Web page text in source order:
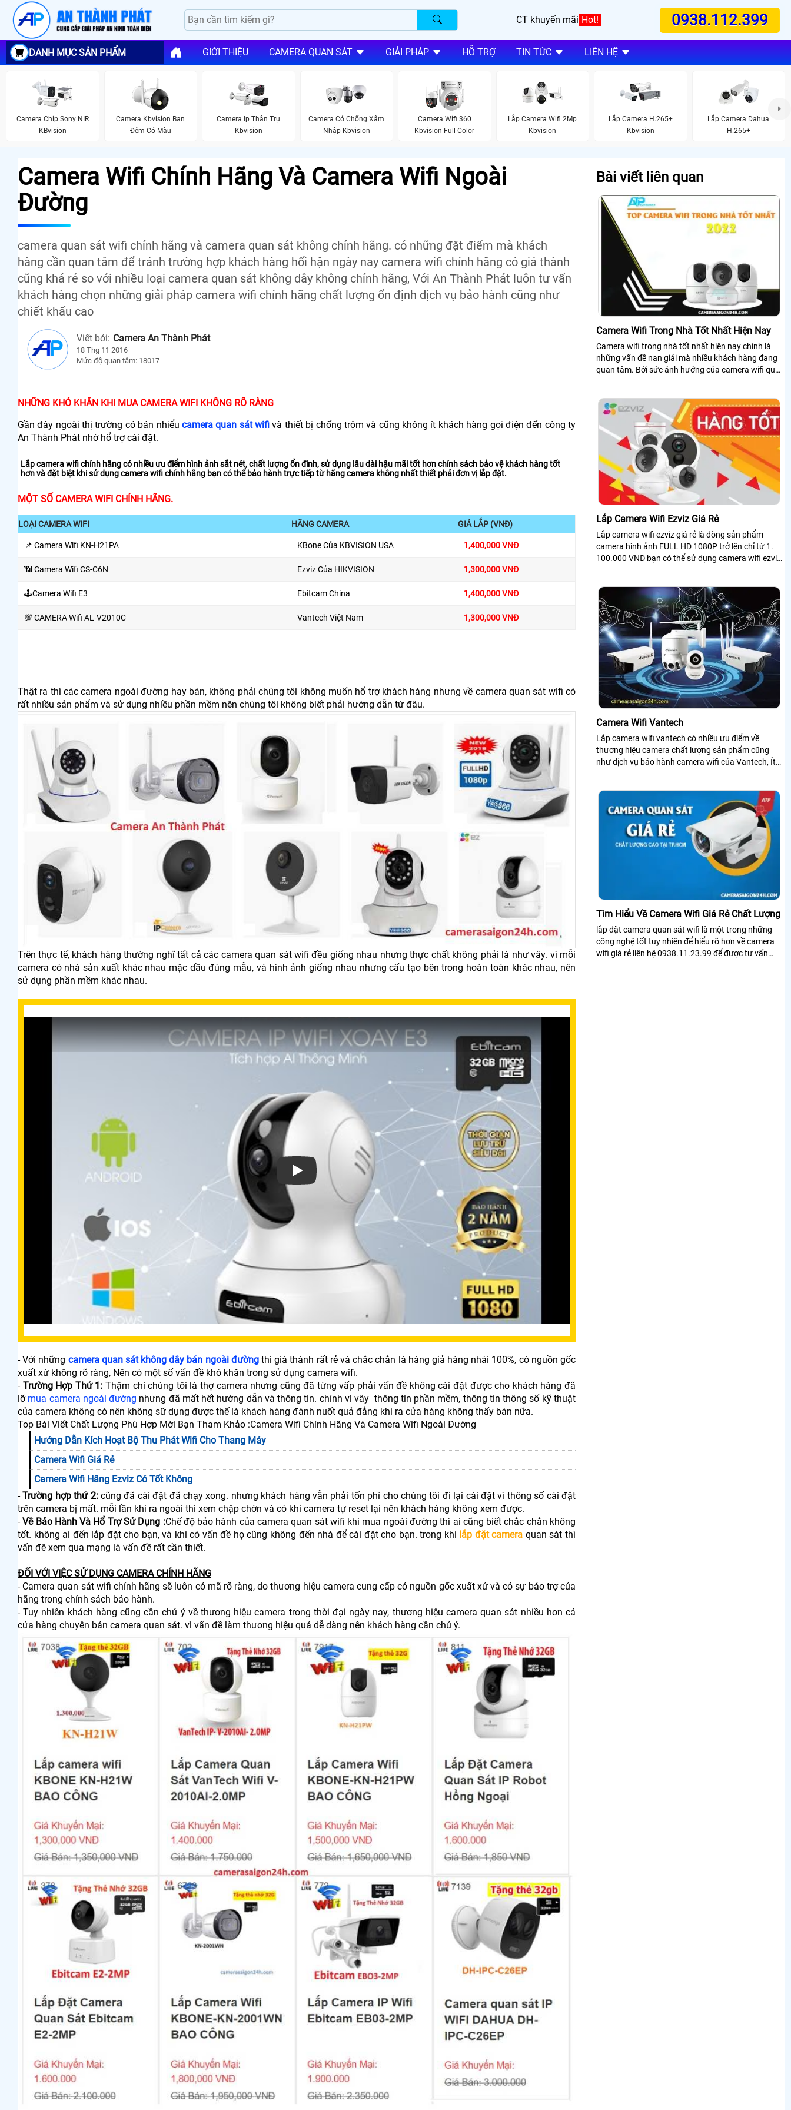
CT khuyến mãi Hot! 0938.112.399
DANH MỤC SẢN PHẨM GIỚI THIỆU CAMERA QUAN SÁT GIẢI PHÁP HỖ TRỢ TIN TỨC LIÊN HỆ
Camera Chip Sony NIR
KBvision
Camera Kbvision Ban
Đêm Có Màu
Camera Ip Thân Trụ
Kbvision
Camera Có Chống Xâm
Nhập Kbvision
Camera Wifi 360
Kbvision Full Color
Lắp Camera Wifi 2Mp
Kbvision
Lắp Camera H.265+
Kbvision
Lắp Camera Dahua
H.265+
Camera Wifi Chính Hãng Và Camera Wifi Ngoài
Đường
camera quan sát wifi chính hãng và camera quan sát không chính hãng. có những đặt điểm mà khách
hàng cần quan tâm để tránh trường hợp khách hàng hối hận ngày nay camera wifi chính hãng có giá thành
cũng khá rẻ so với nhiều loại camera quan sát không dây không chính hãng, Với An Thành Phát luôn tư vấn
khách hàng chọn những giải pháp camera wifi chính hãng chất lượng ổn định dịch vụ bảo hành cũng như
chiết khấu cao
Viết bởi: Camera An Thành Phát
18 Thg 11 2016
Mức độ quan tâm: 18017
NHỮNG KHÓ KHĂN KHI MUA CAMERA WIFI KHÔNG RÕ RÀNG
Gần đây ngoài thị trường có bán nhiểu camera quan sát wifi và thiết bị chống trộm và cũng không ít khách hàng gọi điện đến công ty
An Thành Phát nhờ hổ trợ cài đặt.
Lắp camera wifi chính hãng có nhiều ưu điểm hình ảnh sắt nét, chất lượng ổn đinh, sử dụng lâu dài hậu mãi tốt hơn chính sách bảo vệ khách hàng tốt
hơn và đặt biệt khi sử dụng camera wifi chính hãng bạn có thể bảo hành trực tiếp từ hãng camera không nhất thiết phải đơn vị lắp đặt.
MỘT SỐ CAMERA WIFI CHÍNH HÃNG.
LOẠI CAMERA WIFI HÃNG CAMERA GIÁ LẮP (VNĐ)
📌 Camera Wifi KN-H21PA KBone Của KBVISION USA 1,400,000 VNĐ
📶 Camera Wifi CS-C6N Ezviz Của HIKVISION 1,300,000 VNĐ
🕹Camera Wifi E3 Ebitcam China 1,400,000 VNĐ
💯 CAMERA Wifi AL-V2010C Vantech Việt Nam 1,300,000 VNĐ
Thật ra thì các camera ngoài đường hay bán, không phải chúng tôi không muốn hổ trợ khách hàng nhưng về camera quan sát wifi có
rất nhiều sản phẩm và sử dụng nhiều phần mềm nên chúng tôi không biết phải hướng dẫn từ đâu.
Trên thực tế, khách hàng thường nghĩ tất cả các camera quan sát wifi đều giống nhau nhưng thực chất không phải là như vây. vì mỗi
camera có nhà sản xuất khác nhau mặc dầu đúng mẫu, và hình ảnh giống nhau nhưng cấu tạo bên trong hoàn toàn khác nhau, nên
sử dụng phần mềm khác nhau.
Xem video Camera Wifi Chính Hãng Và Camera Wifi Ngoài Đường
- Với những camera quan sát không dây bán ngoài đườngthì giá thành rất rẻ và chắc chắn là hàng giả hàng nhái 100%, có nguồn gốc
xuất xứ không rõ ràng, Nên có một số vấn đề khó khăn trong sử dụng camera wifi.
- Trường Hợp Thứ 1: Thậm chí chúng tôi là thợ camera nhưng cũng đã từng vấp phải vấn đề không cài đặt được cho khách hàng đã
lỡ mua camera ngoài đường nhưng đã mất hết hướng dẫn và thông tin. chính vì vây thông tin phần mềm, thông tin thông số kỹ thuật
của camera không có nên không sữ dụng được thế là khách hàng đành nuốt quả đắng khi ra cửa hàng không thấy bán nữa.
Top Bài Viết Chất Lượng Phù Hợp Mời Bạn Tham Khảo :Camera Wifi Chính Hãng Và Camera Wifi Ngoài Đường
Hướng Dẫn Kích Hoạt Bộ Thu Phát Wifi Cho Thang Máy
Camera Wifi Giá Rẻ
Camera Wifi Hãng Ezviz Có Tốt Không
-Trường hợp thứ 2:cũng đã cài đặt đã chạy xong. nhưng khách hàng vẫn phải tốn phí cho chúng tôi đi lại cài đặt vì thông số cài đặt
trên camera bị mất. mỗi lần khi ra ngoài thì xem chập chờn và có khi camera tự reset lại nên khách hàng không xem được.
-Về Bảo Hành Và Hổ Trợ Sử Dụng :Chế độ bảo hành của camera quan sát wifi khi mua ngoài đường thì ai cũng biết chắc chắn không
tốt. không ai đến lắp đặt cho bạn, và khi có vấn đề họ cũng không đến nhà để cài đặt cho bạn. trong khi lắp đặt camera quan sát thì
vấn đê xem qua mạng là vấn đề rất cần thiết.
ĐỐI VỚI VIỆC SỬ DỤNG CAMERA CHÍNH HÃNG
- Camera quan sát wifi chính hãng sẽ luôn có mã rõ ràng, do thương hiệu camera cung cấp có nguồn gốc xuất xứ và có sự bảo trợ của
hãng trong chính sách bảo hành.
- Tuy nhiên khách hàng cũng cần chú ý về thương hiệu camera trong thời đại ngày nay, thương hiệu camera quan sát nhiều hơn cả
cửa hàng chuyên bán camera quan sát. vì vấn đề làm thương hiệu quá dễ dàng nên khách hàng cần chú ý.
Bài viết liên quan
Camera Wifi Trong Nhà Tốt Nhất Hiện Nay
Camera wifi trong nhà tốt nhất hiện nay chính là
những vấn đề nan giải mà nhiều khách hàng đang
quan tâm. Bởi sức ảnh hưởng của camera wifi quá
Lắp Camera Wifi Ezviz Giá Rẻ
Lắp camera wifi ezviz giá rẻ là dòng sản phẩm
camera hình ảnh FULL HD 1080P trở lên chỉ từ 1.
100.000 VNĐ bạn có thể sử dụng camera wifi ezviz
Camera Wifi Vantech
Lắp camera wifi vantech có nhiều ưu điểm về
thương hiệu camera chất lượng sản phẩm cũng
như dịch vụ bảo hành camera wifi của Vantech, Ít
Tìm Hiểu Về Camera Wifi Giá Rẻ Chất Lượng
lắp đặt camera quan sát wifi là một trong những
công nghệ tốt tuy nhiên để hiểu rõ hơn về camera
wifi giá rẻ liên hệ 0938.11.23.99 để được tư vấn